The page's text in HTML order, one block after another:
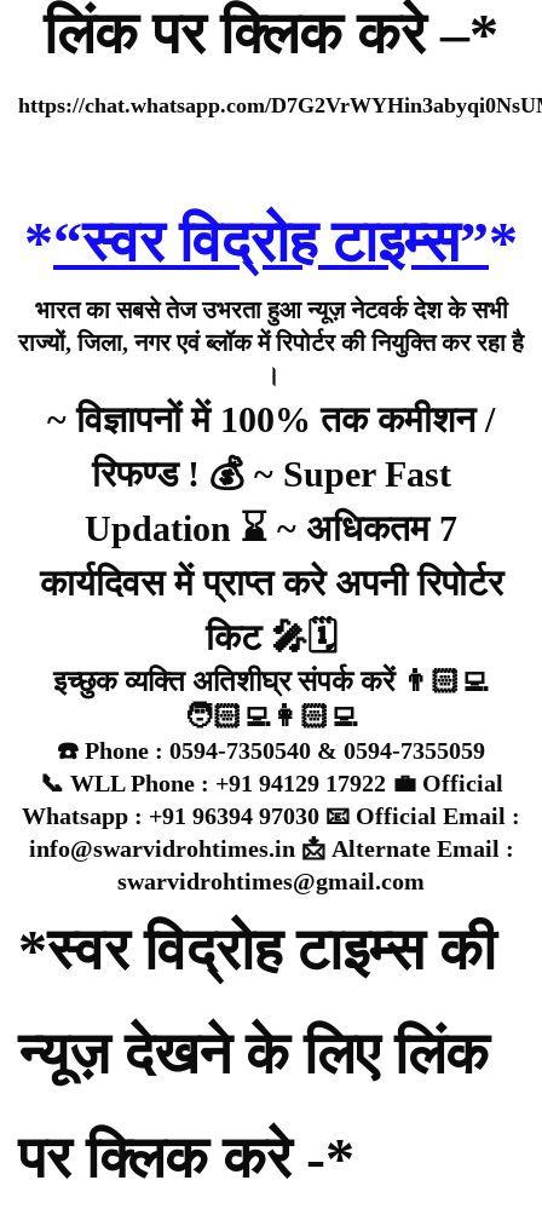
लिंक पर क्लिक करे –*
https://chat.whatsapp.com/
*“स्वर विद्रोह टाइम्स”*
भारत का सबसे तेज उभरता हुआ न्यूज़ नेटवर्क देश के सभी
राज्यों, जिला, नगर एवं ब्लॉक में रिपोर्टर की नियुक्ति कर रहा है
।
~ विज्ञापनों में 100% तक कमीशन /
रिफण्ड ! 💰 ~ Super Fast
Updation ⌛ ~ अधिकतम 7
कार्यदिवस में प्राप्त करे अपनी रिपोर्टर
किट 🎤🗓️
इच्छुक व्यक्ति अतिशीघ्र संपर्क करें 👨🏻‍💻
🧑🏻‍💻👩🏻‍💻
☎️ Phone : 0594-7350540 & 0594-7355059
📞 WLL Phone : +91 94129 17922 💼 Official
Whatsapp : +91 96394 97030 📧 Official Email :
info@swarvidrohtimes.in 📩 Alternate Email :
swarvidrohtimes@gmail.com
*स्वर विद्रोह टाइम्स की
न्यूज़ देखने के लिए लिंक
पर क्लिक करे -*